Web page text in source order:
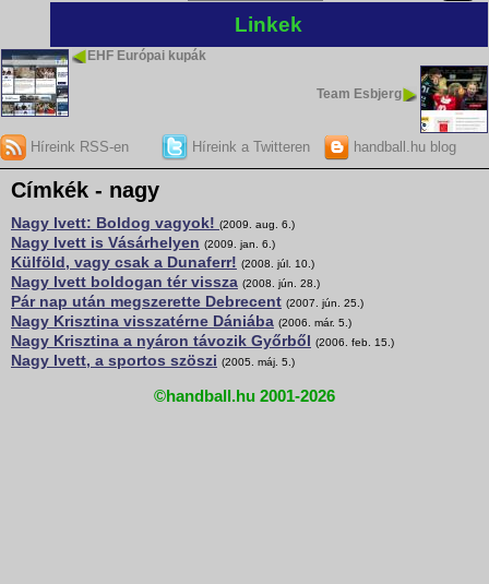
Linkek
EHF Európai kupák
Team Esbjerg
Híreink RSS-en Híreink a Twitteren handball.hu blog
Címkék - nagy
Nagy Ivett: Boldog vagyok! (2009. aug. 6.)
Nagy Ivett is Vásárhelyen (2009. jan. 6.)
Külföld, vagy csak a Dunaferr! (2008. júl. 10.)
Nagy Ivett boldogan tér vissza (2008. jún. 28.)
Pár nap után megszerette Debrecent (2007. jún. 25.)
Nagy Krisztina visszatérne Dániába (2006. már. 5.)
Nagy Krisztina a nyáron távozik Győrből (2006. feb. 15.)
Nagy Ivett, a sportos szöszi (2005. máj. 5.)
©handball.hu 2001-2026